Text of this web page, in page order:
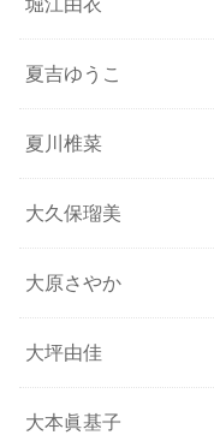
夏吉ゆうこ
夏川椎菜
大久保瑠美
大原さやか
大坪由佳
大本眞基子